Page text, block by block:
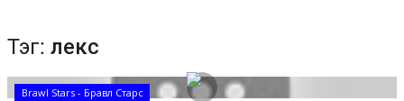
Тэг: лекс
Brawl Stars - Бравл Старс